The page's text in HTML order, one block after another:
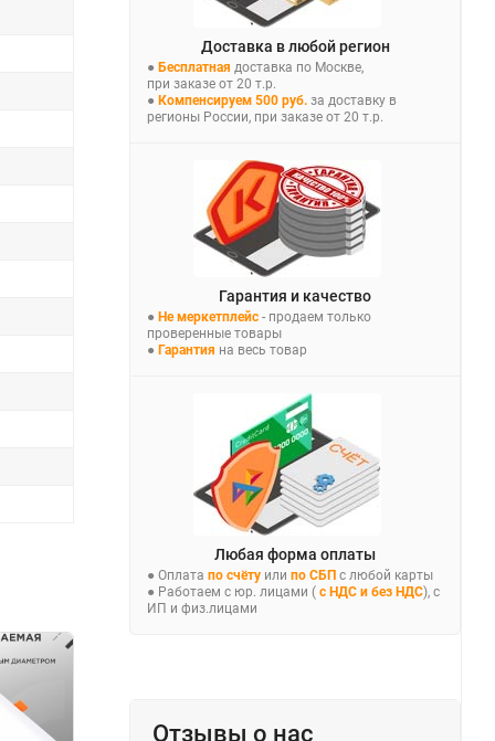
Доставка в любой регион
● Бесплатная доставка по Москве,
при заказе от 20 т.р.
● Компенсируем 500 руб. за доставку в
регионы России, при заказе от 20 т.р.
Гарантия и качество
● Не меркетплейс - продаем только
проверенные товары
● Гарантия на весь товар
Любая форма оплаты
● Оплата по счёту или по СБП с любой карты
● Работаем с юр. лицами ( с НДС и без НДС), с
ИП и физ.лицами
Отзывы о нас